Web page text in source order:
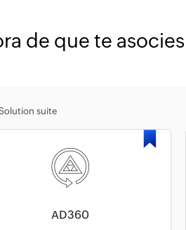
de que te
AD360